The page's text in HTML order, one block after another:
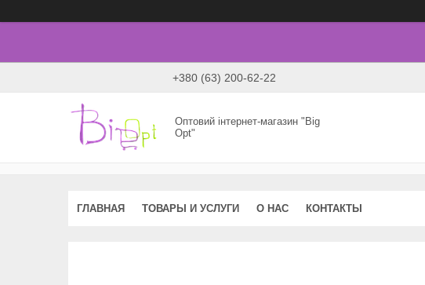
+380 (63) 200-62-22
Оптовий інтернет-магазин "Big
Opt"
ГЛАВНАЯ ТОВАРЫ И УСЛУГИ О НАС КОНТАКТЫ